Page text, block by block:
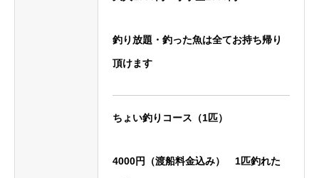
釣り放題・釣った魚は全てお持ち帰り
頂けます
ちょい釣りコース （1匹）
4000円（渡船料金込み） 1匹釣れた